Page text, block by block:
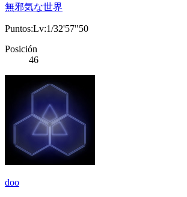
無邪気な世界
Puntos:Lv:1/32'57"50
Posición
46
doo